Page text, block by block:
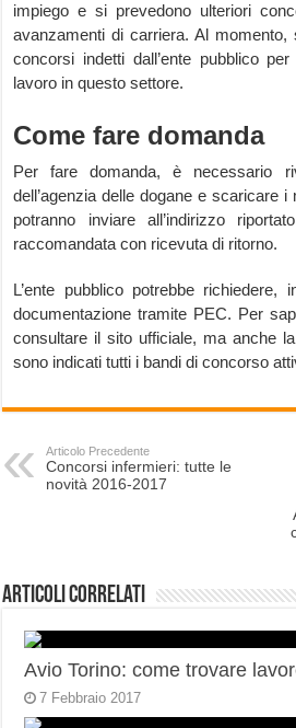
impiego e si prevedono ulteriori
avanzamenti di carriera. Al
concorsi indetti dall’ente pubblico
lavoro in questo settore.
Come fare domanda
Per fare domanda, è necessario
dell’agenzia delle dogane e scaricare
potranno inviare all’indirizzo
raccomandata con ricevuta di ritorno.
L’ente pubblico potrebbe richiedere,
documentazione tramite PEC. Per
consultare il sito ufficiale, ma anche
sono indicati tutti i bandi di concorso
Articolo Precedente
Concorsi infermieri: tutte le
novità 2016-2017
Articoli correlati
Avio Torino: come trovare
7 Febbraio 2017